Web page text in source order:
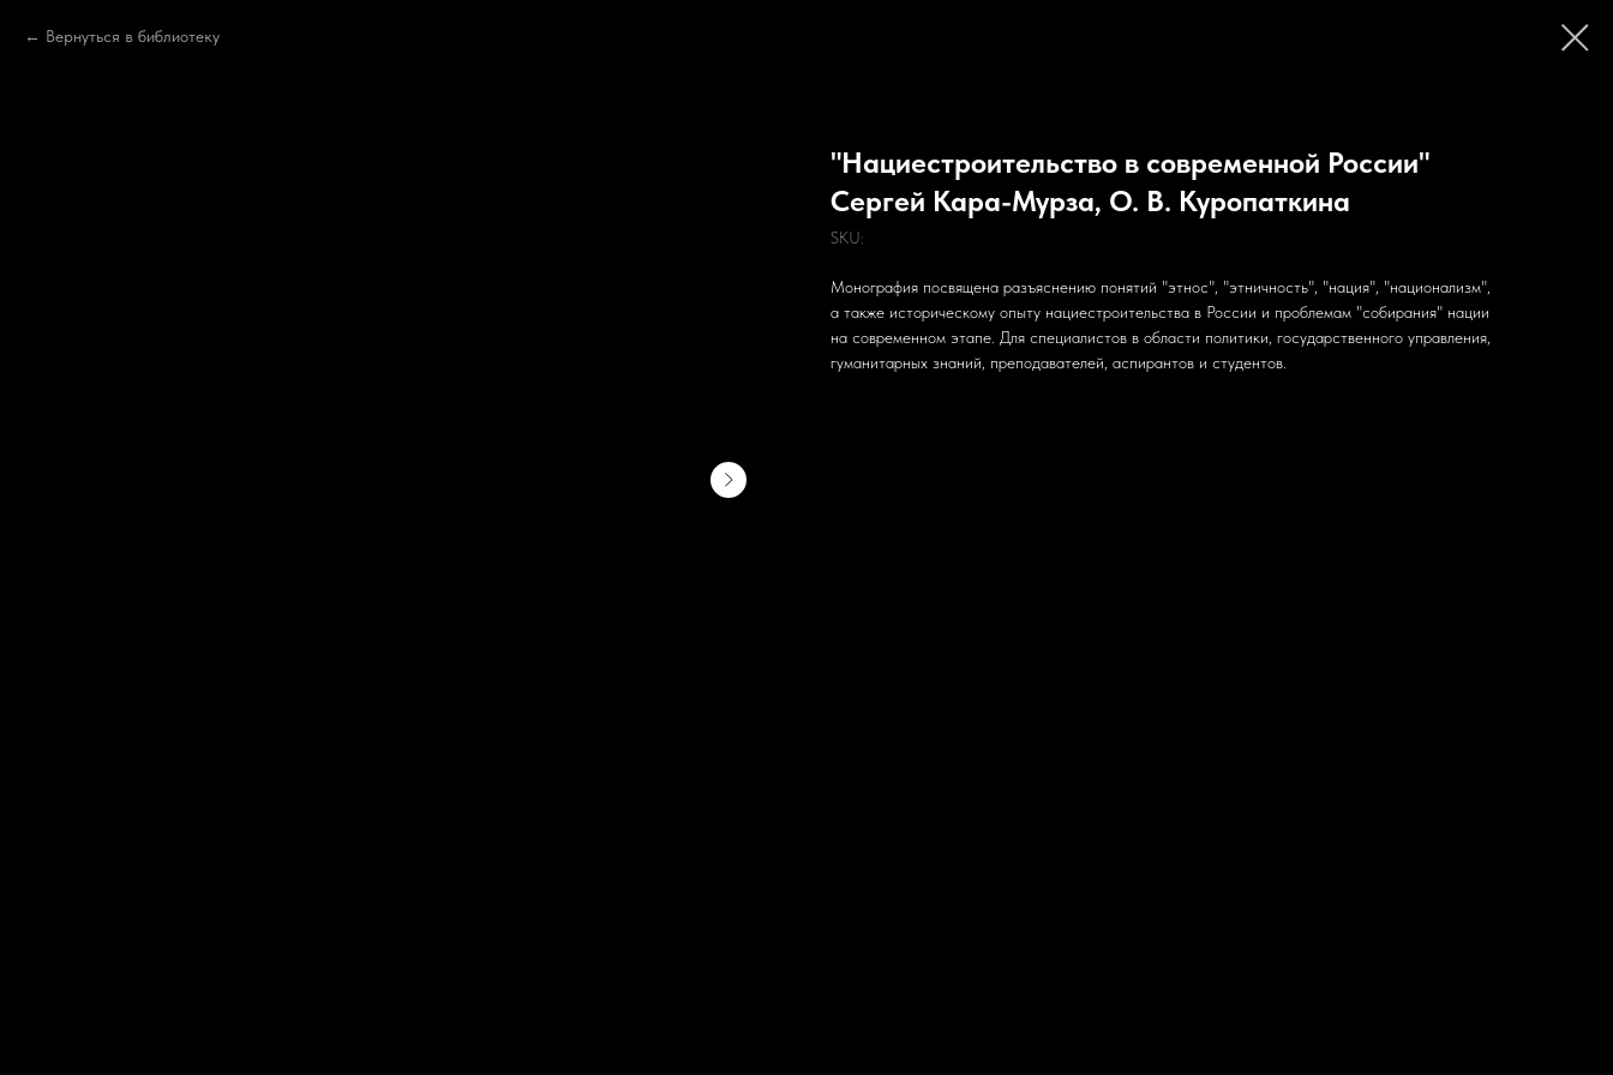
Вернуться в библиотеку
"Нациестроительство в современной России"
Сергей Кара-Мурза, О. В. Куропаткина
SKU:
Монография посвящена разъяснению понятий "этнос", "этничность", "нация", "национализм",
а также историческому опыту нациестроительства в России и проблемам "собирания" нации
на современном этапе. Для специалистов в области политики, государственного управления,
гуманитарных знаний, преподавателей, аспирантов и студентов.